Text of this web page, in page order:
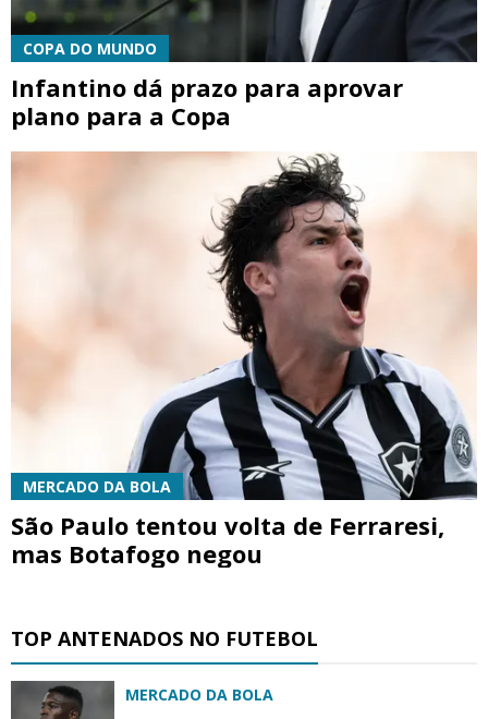
COPA DO MUNDO
Infantino dá prazo para aprovar
plano para a Copa
MERCADO DA BOLA
São Paulo tentou volta de Ferraresi,
mas Botafogo negou
TOP ANTENADOS NO FUTEBOL
MERCADO DA BOLA